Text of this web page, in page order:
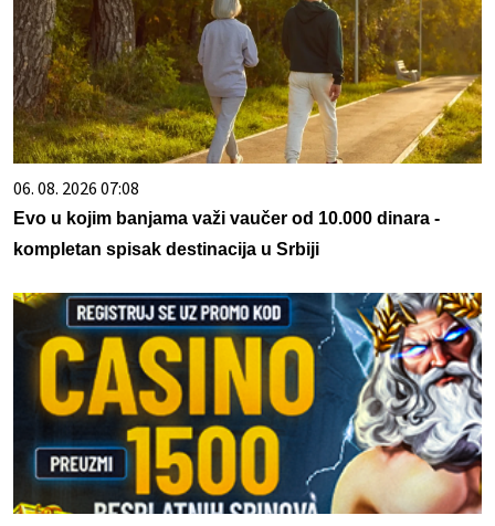
06. 08. 2026 07:08
Evo u kojim banjama važi vaučer od 10.000 dinara -
kompletan spisak destinacija u Srbiji